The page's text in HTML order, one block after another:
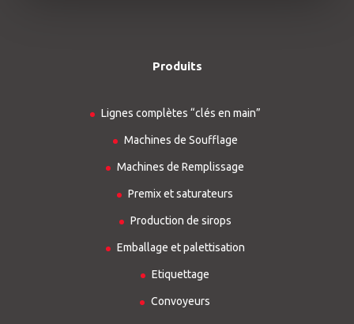
Produits
Lignes complètes “clés en main”
Machines de Soufflage
Machines de Remplissage
Premix et saturateurs
Production de sirops
Emballage et palettisation
Etiquettage
Convoyeurs